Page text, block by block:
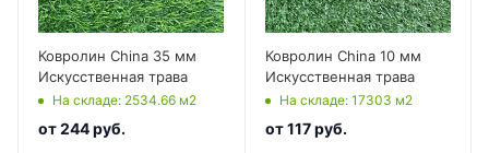
Ковролин China 35 мм
Искусственная трава
На складе: 2534.66 м2
от244 руб.
Ковролин China 10 мм
Искусственная трава
На складе: 17303 м2
от117 руб.